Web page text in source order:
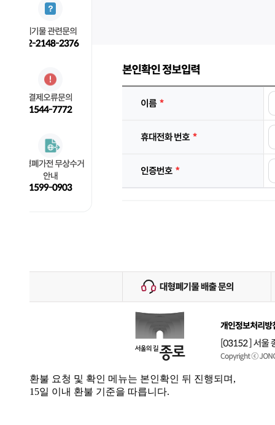
환불 요청 및 확인 메뉴는 본인확인 뒤 진행되며,
15일 이내 환불 기준을 따릅니다.